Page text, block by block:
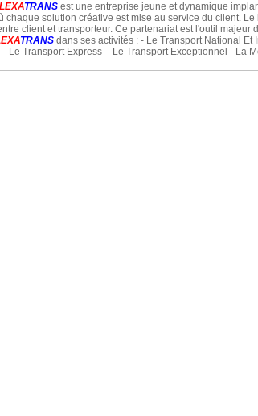
XATRANS est une entreprise jeune et dynamique
chaque solution créative est mise au service du client.
client et transporteur. Ce partenariat est l'outil
TRANS dans ses activités : - Le Transport National
- Le Transport Express - Le Transport Exceptionnel - La